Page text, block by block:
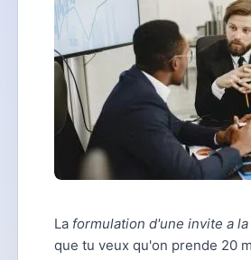
La formulation d'une invite a
que tu veux qu'on prende 20